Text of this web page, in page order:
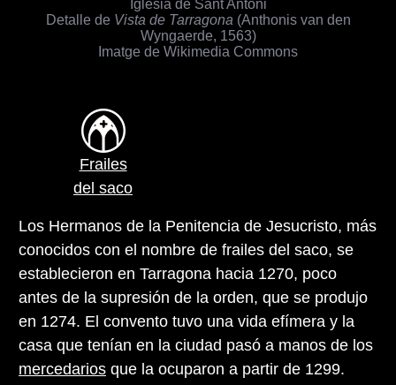
Iglesia de Sant Antoni
Detalle de Vista de Tarragona (Anthonis van den
Wyngaerde, 1563)
Imatge de Wikimedia Commons
Frailes
del saco
Los Hermanos de la Penitencia de Jesucristo, más
conocidos con el nombre de frailes del saco, se
establecieron en Tarragona hacia 1270, poco
antes de la supresión de la orden, que se produjo
en 1274. El convento tuvo una vida efímera y la
casa que tenían en la ciudad pasó a manos de los
mercedarios que la ocuparon a partir de 1299.